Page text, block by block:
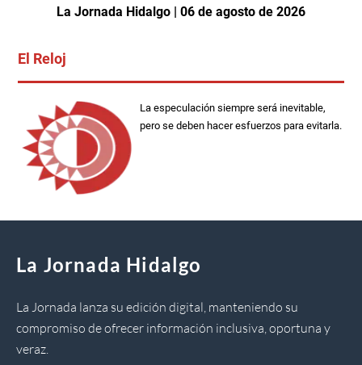
La Jornada Hidalgo | 06 de agosto de 2026
El Reloj
La especulación siempre será inevitable,
pero se deben hacer esfuerzos para evitarla.
La Jornada Hidalgo
La Jornada lanza su edición digital, manteniendo su
compromiso de ofrecer información inclusiva, oportuna y
veraz.